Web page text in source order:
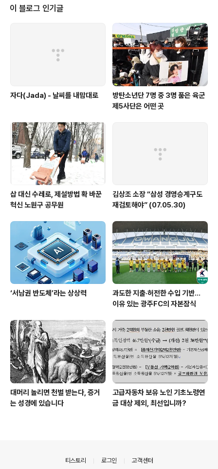
능성은 별로 없는 것 같다. 2010년 11월 당시 워싱턴포스
트 보도를 인용해 썼던 기사를 다시 꺼냈다. 당시 워싱턴포
스트는 총에 맞아 순직한 경찰관들 관련 기록을 심층조사
해 그들을 죽게 만든 총이 도대체 어디서 오는 건지 밝혀냈
다. 결과는 상당히 충격적이다. 1/3은 합법적으로 구매한
것이었다. 총기천국 미국의 슬픈 자..
이 블로그 인기글
자다(Jada) - 날씨를 내맘대로
방탄소년단 7명 중 3명 품은 육군
제5사단은 어떤 곳
삽 대신 수레로, 제설방법 확 바꾼
혁신 노원구 공무원
김상조 소장 “삼성 경영승계구도
재검토해야” (07.05.30)
‘서남권 반도체’라는 상상력
과도한 지출·허전한 수입 기반…
이유 있는 광주FC의 자본잠식
대머리 놀리면 천벌 받는다, 증거
는 성경에 있습니다
고급자동차 보유 노인 기초노령연
금 대상 제외, 최선입니까?
티스토리 로그인 고객센터